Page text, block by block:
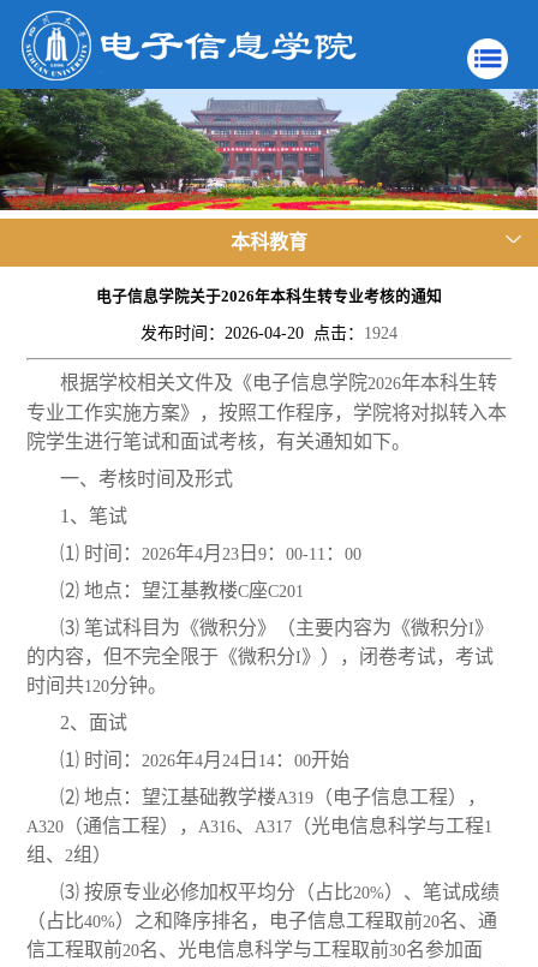
本科教育
电子信息学院关于2026年本科生转专业考核的通知
发布时间：2026-04-20 点击： 1924
根据学校相关文件及《电子信息学院2026年本科生转
专业工作实施方案》，按照工作程序，学院将对拟转入本
院学生进行笔试和面试考核，有关通知如下。
一、考核时间及形式
1 、笔试
⑴ 时间： 2026年4月 23 日9 ：00-11 ：00
⑵ 地点：望江基教楼C座C201
⑶ 笔试科目为《微积分》（主要内容为《微积分I》
的内容，但不完全限于《微积分I》），闭卷考试，考试
时间共120分钟。
2、面试
⑴ 时间： 2026年4月 24 日 14 ：00开始
⑵ 地点：望江基础教学楼A319 （电子信息工程），
A320 （通信工程）， A316、 A317 （光电信息科学与工程1
组、 2组）
⑶ 按原专业必修加权平均分（占比20%）、笔试成绩
（占比40%）之和降序排名，电子信息工程取前20名、通
信工程取前20名、光电信息科学与工程取前30名参加面